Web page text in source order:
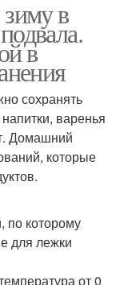
в
в
сохранять
варенья
Домашний
которые
по которому
для лежки
от 0